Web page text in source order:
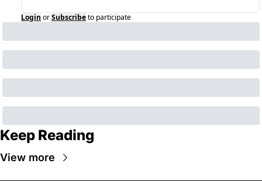
Login orSubscribeto participate
Keep Reading
View more